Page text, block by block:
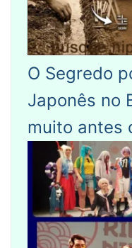
O Segredo
Japonês no
muito antes